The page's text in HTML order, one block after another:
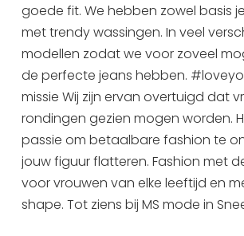
goede fit. We hebben zowel basis
met trendy wassingen. In veel
modellen zodat we voor zoveel
de perfecte jeans hebben.
missie Wij zijn ervan overtuigd dat
rondingen gezien mogen worden.
passie om betaalbare fashion te
jouw figuur flatteren. Fashion met
voor vrouwen van elke leeftijd en
shape. Tot ziens bij MS mode in